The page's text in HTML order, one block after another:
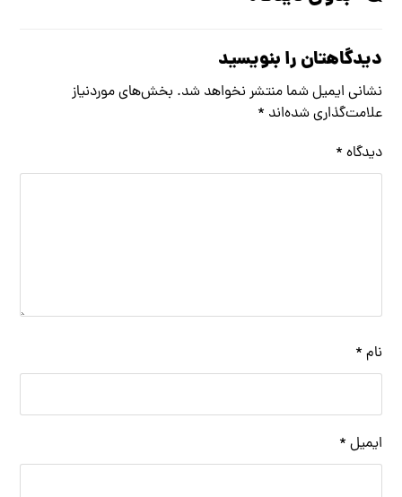
دیدگاهتان را بنویسید
نشانی ایمیل شما منتشر نخواهد شد. بخش‌های موردنیاز
علامت‌گذاری شده‌اند *
دیدگاه *
نام *
ایمیل *